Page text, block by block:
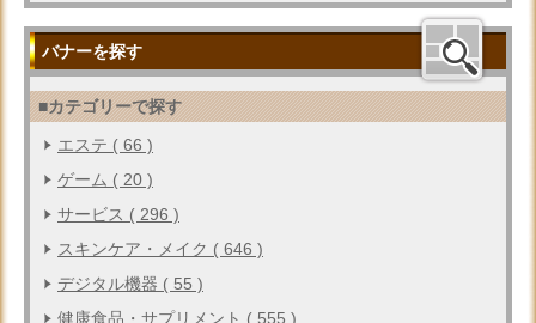
バナーを探す
■カテゴリーで探す
エステ ( 66 )
ゲーム ( 20 )
サービス ( 296 )
スキンケア・メイク ( 646 )
デジタル機器 ( 55 )
健康食品・サプリメント ( 555 )